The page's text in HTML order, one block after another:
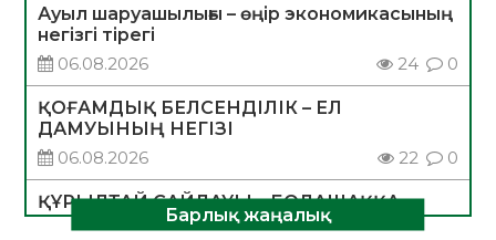
Ауыл шаруашылығы – өңір экономикасының
негізгі тірегі
06.08.2026
24 0
ҚОҒАМДЫҚ БЕЛСЕНДІЛІК – ЕЛ
ДАМУЫНЫҢ НЕГІЗІ
06.08.2026
22 0
ҚҰРЫЛТАЙ САЙЛАУЫ – БОЛАШАҚҚА
БАСТАР ЖАУАПТЫ ТАҢДАУ
Барлық жаңалық